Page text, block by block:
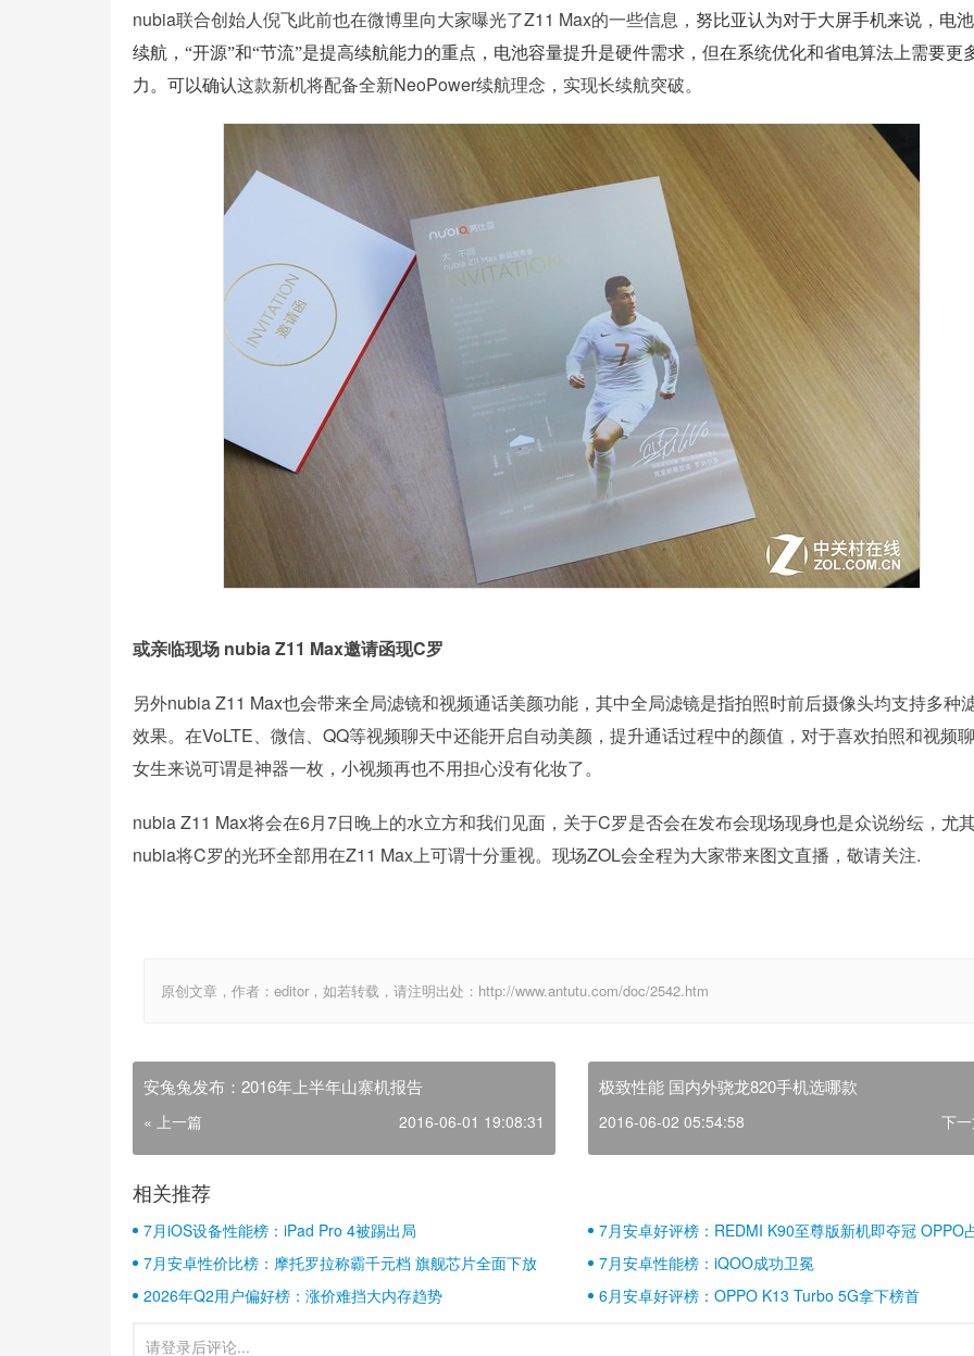
nubia联合创始人倪飞此前也在微博里向大家曝光了Z11 Max的一些信息， 努比亚认为对于大屏手机来说，电
续航，“开源”和“节流”是提高续航能力的重点，电池容量提升是硬件需求，但在系统优化和省电算法上需要更
力。可以确认这款新机将配备全新NeoPower续航理念，实现长续航突破。
或亲临现场 nubia Z11 Max邀请函现C罗
另外nubia Z11 Max也会带来全局滤镜和视频通话美颜功能，其中全局滤镜是指拍照时前后摄像头均支持多种
效果。在VoLTE、微信、QQ等视频聊天中还能开启自动美颜，提升通话过程中的颜值，对于喜欢拍照和视频
女生来说可谓是神器一枚，小视频再也不用担心没有化妆了。
nubia Z11 Max将会在6月7日晚上的水立方和我们见面，关于C罗是否会在发布会现场现身也是众说纷纭，尤
nubia将C罗的光环全部用在Z11 Max上可谓十分重视。现场ZOL会全程为大家带来图文直播，敬请关注.
原创文章，作者：editor，如若转载，请注明出处：http://www.antutu.com/doc/2542.htm
安兔兔发布：2016年上半年山寨机报告
« 上一篇 2016-06-01 19:08:31
极致性能 国内外骁龙820手机选哪款
2016-06-02 05:54:58 下
相关推荐
7月iOS设备性能榜：iPad Pro 4被踢出局
7月安卓好评榜：REDMI K90至尊版新机即夺冠 OPPO
壁江山
7月安卓性价比榜：摩托罗拉称霸千元档 旗舰芯片全面下放
7月安卓性能榜：iQOO成功卫冕
2026年Q2用户偏好榜：涨价难挡大内存趋势
6月安卓好评榜：OPPO K13 Turbo 5G拿下榜首